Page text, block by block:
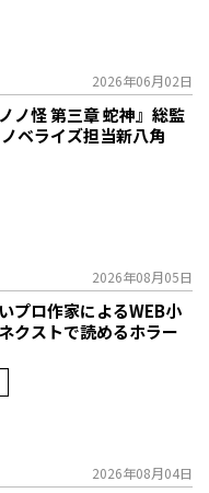
2026年06月02日
ノ怪 第三章 蛇神』総監
ベライズ担当新八角
2026年08月05日
プロ作家によるWEB小
クストで読めるホラー
2026年08月04日